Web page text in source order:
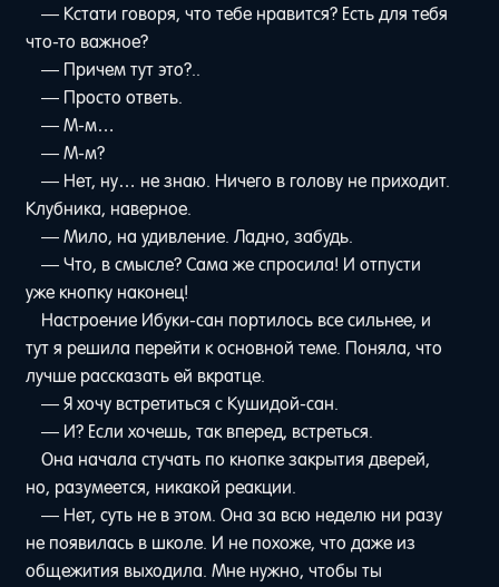
— Кстати говоря, что тебе нравится? Есть для тебя
что-то важное?
— Причем тут это?..
— Просто ответь.
— М-м…
— М-м?
— Нет, ну… не знаю. Ничего в голову не приходит.
Клубника, наверное.
— Мило, на удивление. Ладно, забудь.
— Что, в смысле? Сама же спросила! И отпусти
уже кнопку наконец!
Настроение Ибуки-сан портилось все сильнее, и
тут я решила перейти к основной теме. Поняла, что
лучше рассказать ей вкратце.
— Я хочу встретиться с Кушидой-сан.
— И? Если хочешь, так вперед, встреться.
Она начала стучать по кнопке закрытия дверей,
но, разумеется, никакой реакции.
— Нет, суть не в этом. Она за всю неделю ни разу
не появилась в школе. И не похоже, что даже из
общежития выходила. Мне нужно, чтобы ты